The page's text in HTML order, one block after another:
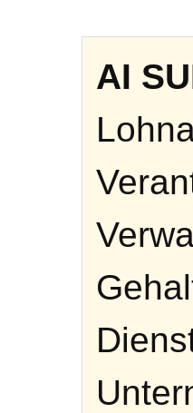
AI